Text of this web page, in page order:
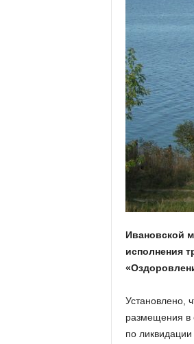
Ивановской
исполнения
Установлено,
размещения в
по